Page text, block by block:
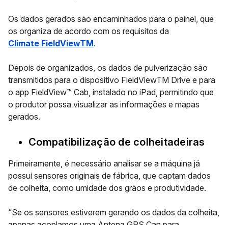
Os dados gerados são encaminhados para o painel, que
os organiza de acordo com os requisitos da
Climate FieldViewTM.
Depois de organizados, os dados de pulverização são
transmitidos para o dispositivo FieldViewTM Drive e para
o app FieldView™ Cab, instalado no iPad, permitindo que
o produtor possa visualizar as informações e mapas
gerados.
Compatibilização de colheitadeiras
Primeiramente, é necessário analisar se a máquina já
possui sensores originais de fábrica, que captam dados
de colheita, como umidade dos grãos e produtividade.
“Se os sensores estiverem gerando os dados da colheita,